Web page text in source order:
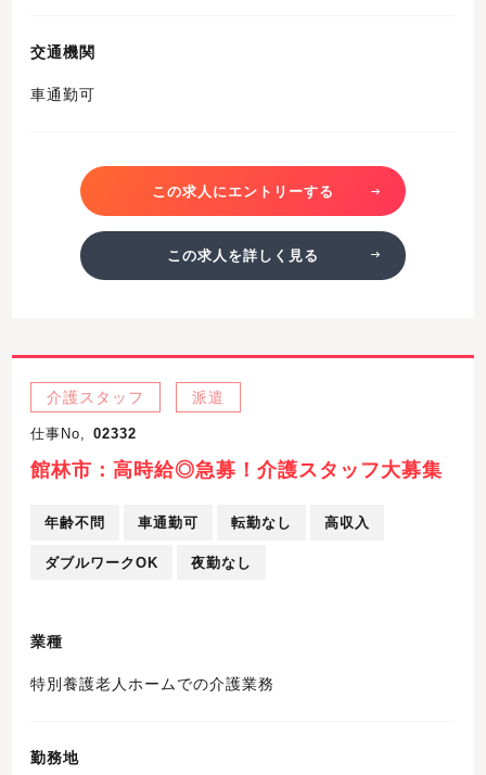
交通機関
車通勤可
この求人にエントリーする
この求人を詳しく見る
介護スタッフ 派遣
仕事No, 02332
館林市：高時給◎急募！介護スタッフ大募集
年齢不問 車通勤可 転勤なし 高収入
ダブルワークOK 夜勤なし
業種
特別養護老人ホームでの介護業務
勤務地